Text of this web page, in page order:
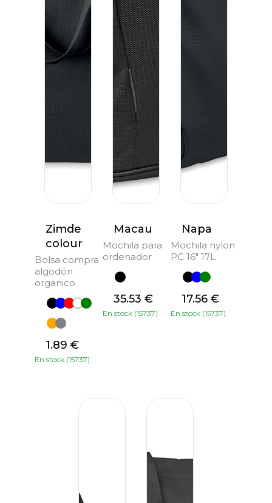
Zimde
colour
Bolsa compra
algodón
organico
1.89 €
En stock (15737)
Macau
Mochila para
ordenador
35.53 €
En stock (15737)
Napa
Mochila nylon
PC 16" 17L
17.56 €
En stock (15737)